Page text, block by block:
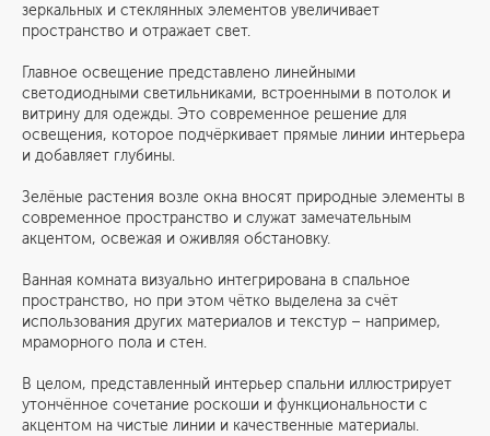
зеркальных и стеклянных элементов увеличивает
пространство и отражает свет.
Главное освещение представлено линейными
светодиодными светильниками, встроенными в потолок и
витрину для одежды. Это современное решение для
освещения, которое подчёркивает прямые линии интерьера
и добавляет глубины.
Зелёные растения возле окна вносят природные элементы в
современное пространство и служат замечательным
акцентом, освежая и оживляя обстановку.
Ванная комната визуально интегрирована в спальное
пространство, но при этом чётко выделена за счёт
использования других материалов и текстур – например,
мраморного пола и стен.
В целом, представленный интерьер спальни иллюстрирует
утончённое сочетание роскоши и функциональности с
акцентом на чистые линии и качественные материалы.